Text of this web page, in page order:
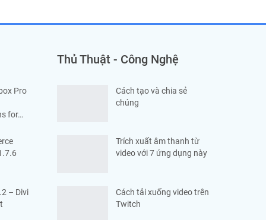
Pro
for…
– Divi
Thủ Thuật - Công Nghệ
Cách tạo và chia sẻ
chúng
Trích xuất âm thanh từ
video với 7 ứng dụng này
Cách tải xuống video trên
Twitch